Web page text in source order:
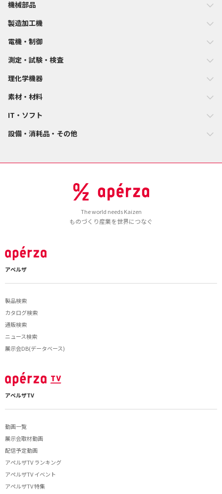
機械部品
製造加工機
電機・制御
測定・試験・検査
理化学機器
素材・材料
IT・ソフト
設備・消耗品・その他
The world needs Kaizen
ものづくり産業を世界につなぐ
アペルザ
製品検索
カタログ検索
通販検索
ニュース検索
展示会DB(データベース)
アペルザTV
動画一覧
展示会取材動画
配信予定動画
アペルザTV ランキング
アペルザTV イベント
アペルザTV 特集